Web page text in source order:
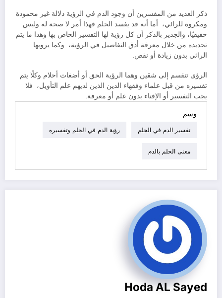
ذكر العديد من المفسرين أن وجود الدم في الرؤية دلالة غير محمودة
ومكروة للرائي، أما أنه قد يفسد الحلم فهذا أمر لا صحة له وليس
حقيقيًا، والجدير بالذكر أن كل رؤية لها التفسير الخاص بها وهذا ما يتم
تحديده من خلال معرفة أدق التفاصيل في الرؤية، وكما يرويها
الرائي بدون زيادة أو نقص.
الرؤى تنقسم إلى شقين وهما الرؤية الحق أو أضغاث أحلام وكلًا يتم
تفسيره من قبل علماء وفقهاء الدين الذين لديهم علم التأويل، فلا
يجب التفسير أو الإفتاء بدون علم أو معرفة.
وسم
تفسير الدم في الحلم رؤية الدم في الحلم وتفسيره
معنى الحلم بالدم
Hoda AL Sayed